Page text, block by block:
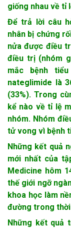
giống nhau về tỉ
Để trả lời câu
nhân bị chứng
nửa được điều
điều trị (nhóm
mắc bệnh
nateglimide là
(33%). Trong
kể nào về tỉ lệ
nhóm. Nhóm
tử vong vì bệnh
Những kết quả
mới nhất của
Medicine hôm
thế giới ngỡ
khoa học làm
đường trong
Những kết quả